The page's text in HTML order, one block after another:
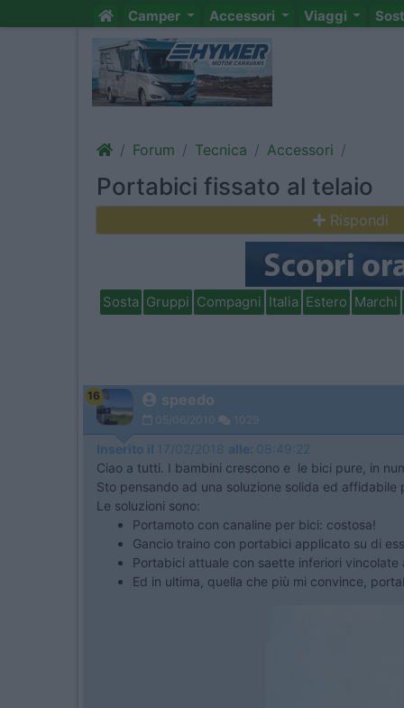
Camper Accessori Viaggi
Forum Tecnica Accessori
Portabici fissato al telaio
Rispondi
Sosta Gruppi Compagni Italia Estero Marchi
16 speedo
05/06/2010 1029
Inserito il 17/02/2018 alle: 08:49:22
Ciao a tutti. I bambini crescono e le bici pure, in
Sto pensando ad una soluzione solida ed
Le soluzioni sono:
Portamoto con canaline per bici: costosa!
Gancio traino con portabici applicato su di
Portabici attuale con saette inferiori vincolate
Ed in ultima, quella che più mi convince,